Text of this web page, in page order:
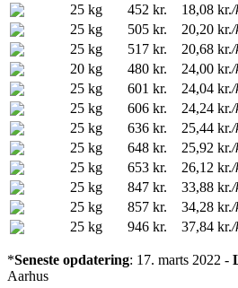
25 kg
452 kr. 18,08 kr./
25 kg
505 kr. 20,20 kr./
25 kg
517 kr. 20,68 kr./
20 kg
480 kr. 24,00 kr./
25 kg
601 kr. 24,04 kr./
25 kg
606 kr. 24,24 kr./
25 kg
636 kr. 25,44 kr./
25 kg
648 kr. 25,92 kr./
25 kg
653 kr. 26,12 kr./
25 kg
847 kr. 33,88 kr./
25 kg
857 kr. 34,28 kr./
25 kg
946 kr. 37,84 kr./
*Seneste opdatering: 17. marts 2022 -
Aarhus